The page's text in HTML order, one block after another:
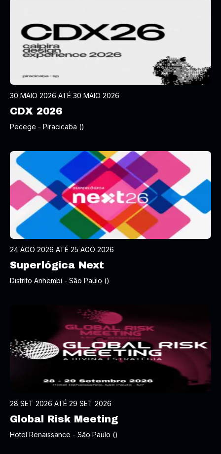
30 MAIO 2026 ATÉ 30 MAIO 2026
CDX 2026
Pecege - Piracicaba ()
24 AGO 2026 ATÉ 25 AGO 2026
Superlógica Next
Distrito Anhembi - São Paulo ()
28 SET 2026 ATÉ 29 SET 2026
Global Risk Meeting
Hotel Renaissance - São Paulo ()